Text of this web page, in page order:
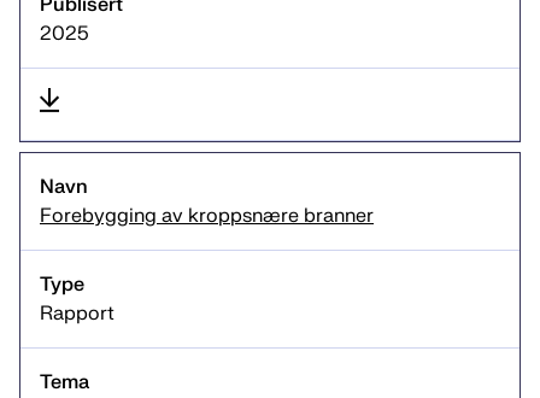
2025
Forebygging av kroppsnære branner
Rapport